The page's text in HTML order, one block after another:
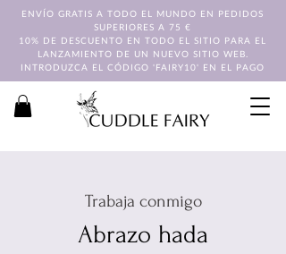
ENVÍO GRATIS A TODO EL MUNDO EN PEDIDOS
SUPERIORES A 75 €
10% DE DESCUENTO EN TODO EL SITIO PARA EL
LANZAMIENTO DE UN NUEVO SITIO WEB.
INTRODUZCA EL CÓDIGO 'FAIRY10' EN EL PAGO
Trabaja conmigo
Abrazo hada